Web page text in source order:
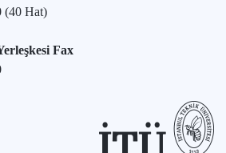
(40 Hat)
Fax